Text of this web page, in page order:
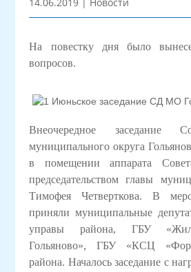
На повестку дня было
вопросов.
Внеочередное заседание
муниципального округа
в помещении аппарата
председательством главы
Тимофея Четверткова. В
приняли муниципальные
управы района, ГБУ
Гольяново», ГБУ «КСЦ
района. Началось заседание с